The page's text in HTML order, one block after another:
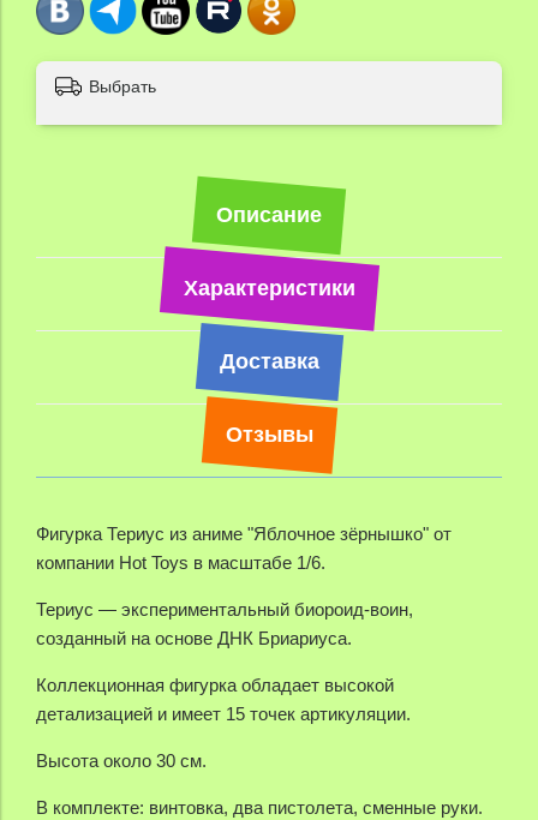
Выбрать
Описание
Характеристики
Доставка
Отзывы
Фигурка Териус из аниме "Яблочное зёрнышко" от
компании Hot Toys в масштабе 1/6.
Териус — экспериментальный биороид-воин,
созданный на основе ДНК Бриариуса.
Коллекционная фигурка обладает высокой
детализацией и имеет 15 точек артикуляции.
Высота около 30 см.
В комплекте: винтовка, два пистолета, сменные руки.